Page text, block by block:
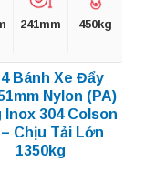
241mm 450kg
4 Bánh Xe Đẩy
Nylon (PA)
Inox 304 Colson
– Chịu Tải Lớn
1350kg